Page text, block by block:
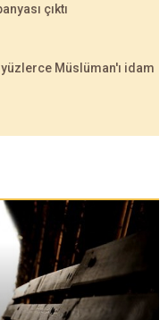
çıktı
yüzlerce Müslüman'ı idam